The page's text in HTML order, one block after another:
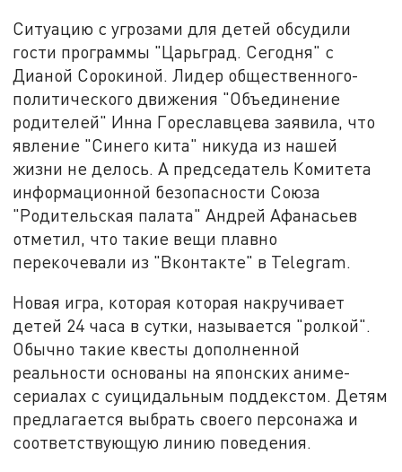
Ситуацию с угрозами для детей обсудили
гости программы "Царьград. Сегодня" с
Дианой Сорокиной. Лидер общественного-
политического движения "Объединение
родителей" Инна Гореславцева заявила, что
явление "Синего кита" никуда из нашей
жизни не делось. А председатель Комитета
информационной безопасности Союза
"Родительская палата" Андрей Афанасьев
отметил, что такие вещи плавно
перекочевали из "Вконтакте" в Telegram.
Новая игра, которая которая накручивает
детей 24 часа в сутки, называется "ролкой".
Обычно такие квесты дополненной
реальности основаны на японских аниме-
сериалах с суицидальным поддекстом. Детям
предлагается выбрать своего персонажа и
соответствующую линию поведения.